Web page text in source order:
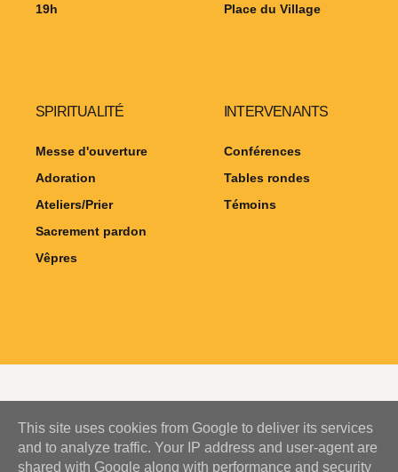
19h
Place du Village
SPIRITUALITÉ
Messe d'ouverture
Adoration
Ateliers/Prier
Sacrement pardon
Vêpres
INTERVENANTS
Conférences
Tables rondes
Témoins
Copyright © HOPe! 2025
This site uses cookies from Google to deliver its services
and to analyze traffic. Your IP address and user-agent are
shared with Google along with performance and security